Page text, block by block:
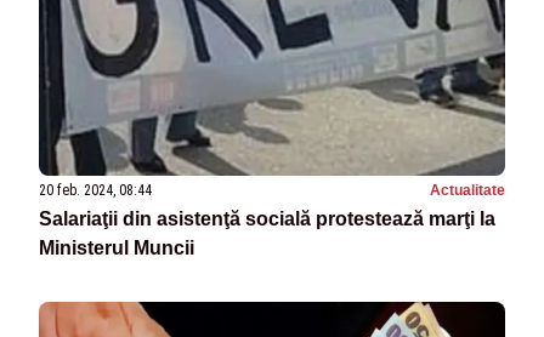
20 feb. 2024, 08:44 Actualitate
Salariaţii din asistenţă socială protestează marţi la
Ministerul Muncii